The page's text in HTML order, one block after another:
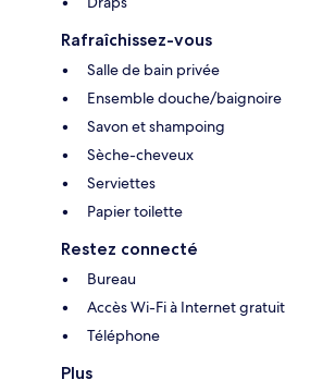
Rafraîchissez-vous
Salle de bain privée
Ensemble douche/baignoire
Savon et shampoing
Sèche-cheveux
Serviettes
Papier toilette
Restez connecté
Bureau
Accès Wi-Fi à Internet gratuit
Téléphone
Plus